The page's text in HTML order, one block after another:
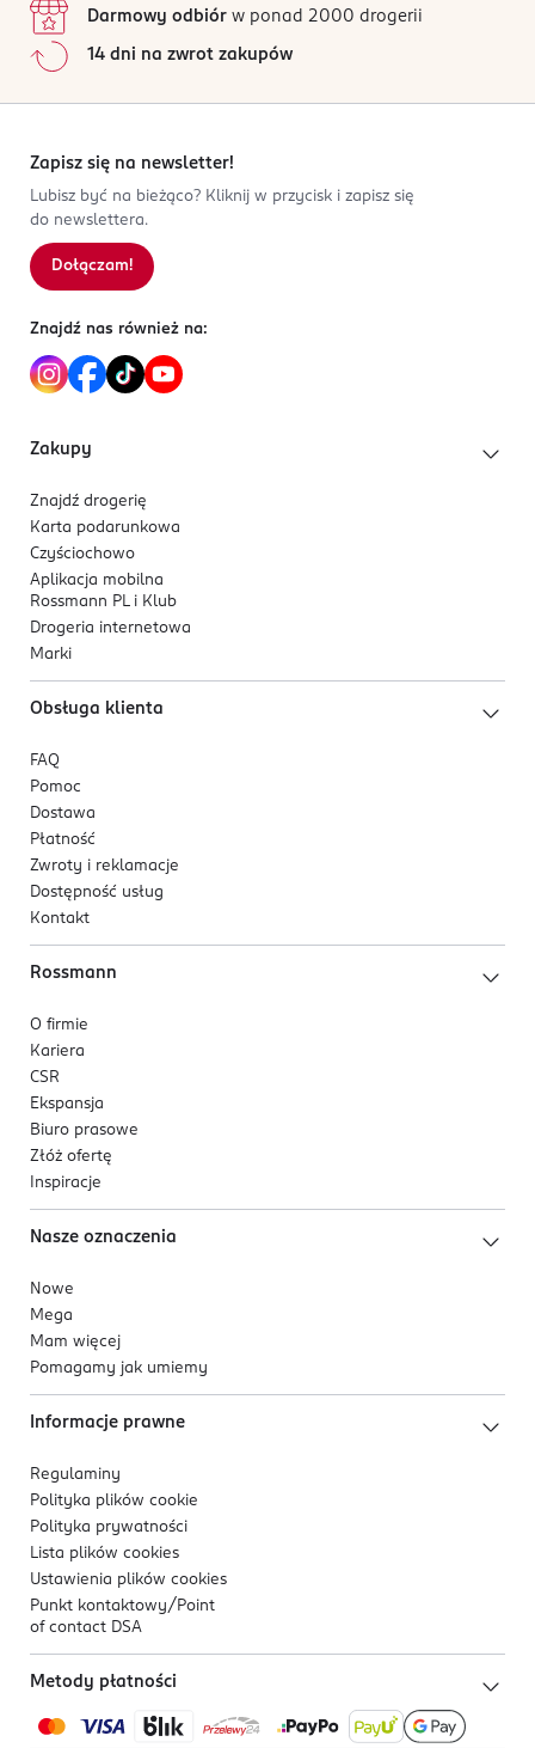
posiada miarkę na butelce,
DE-Niemcy
Kod EAN
4
0%
2
1
0%
Sortowanie wg
Darmowy odbiór w ponad 2000 drogerii
14 dni na zwrot zakupów
Zapisz się na newsletter!
Lubisz być na bieżąco? Kliknij w przycisk i zapisz się
do newslettera.
Dołączam!
Znajdź nas również na:
Zakupy
Znajdź drogerię
Karta podarunkowa
Czyściochowo
Aplikacja mobilna
Rossmann PL i Klub
Drogeria internetowa
Marki
Obsługa klienta
FAQ
Pomoc
Dostawa
Płatność
Zwroty i reklamacje
Dostępność usług
Kontakt
Rossmann
O firmie
Kariera
CSR
Ekspansja
Biuro prasowe
Złóż ofertę
Inspiracje
Nasze oznaczenia
Nowe
Mega
Mam więcej
Pomagamy jak umiemy
Informacje prawne
Regulaminy
Polityka plików cookie
Polityka prywatności
Lista plików cookies
Ustawienia plików cookies
Punkt kontaktowy/ Point
of contact DSA
Metody płatności